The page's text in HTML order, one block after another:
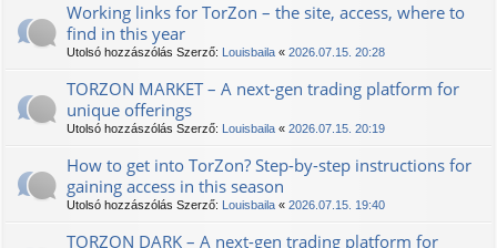
Working links for TorZon – the site, access, where to
find in this year
Utolsó hozzászólás Szerző: Louisbaila « 2026.07.15. 20:28
TORZON MARKET – A next-gen trading platform for
unique offerings
Utolsó hozzászólás Szerző: Louisbaila « 2026.07.15. 20:19
How to get into TorZon? Step-by-step instructions for
gaining access in this season
Utolsó hozzászólás Szerző: Louisbaila « 2026.07.15. 19:40
TORZON DARK – A next-gen trading platform for